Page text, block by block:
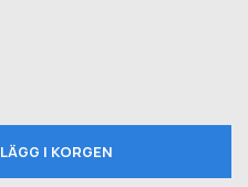
LÄGG I KORGEN